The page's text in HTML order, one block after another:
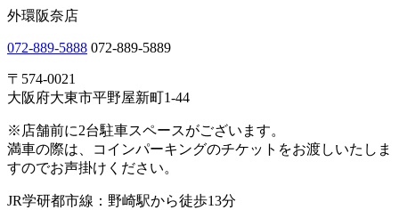
外環阪奈店
072-889-5888 072-889-5889
〒574-0021
大阪府大東市平野屋新町1-44
※店舗前に2台駐車スペースがございます。
満車の際は、コインパーキングのチケットをお渡しいたしま
すのでお声掛けください。
JR学研都市線：野崎駅から徒歩13分